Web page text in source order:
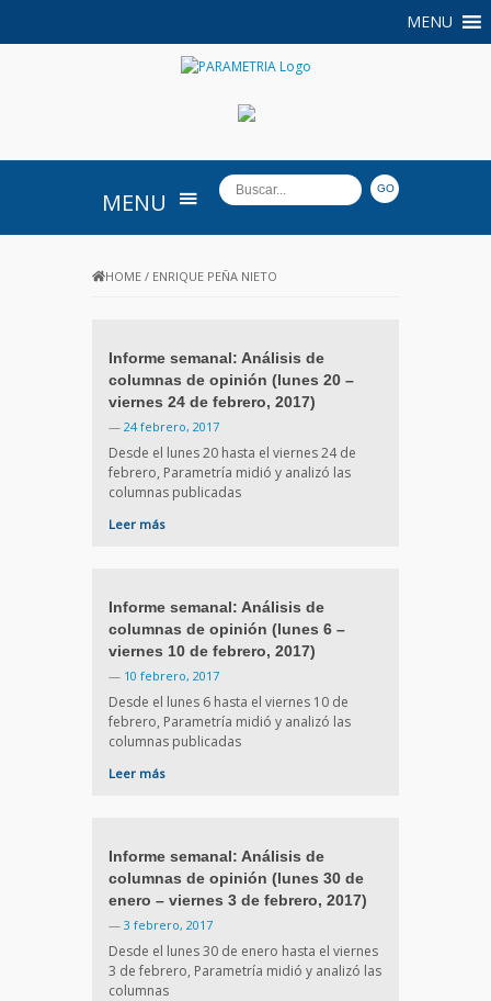
MENU
PARAMETRIA
MENU
HOME / ENRIQUE PEÑA NIETO
Informe semanal: Análisis de
columnas de opinión (lunes 20 –
viernes 24 de febrero, 2017)
— 24 febrero, 2017
Desde el lunes 20 hasta el viernes 24 de
febrero, Parametría midió y analizó las
columnas publicadas
Leer más
Informe semanal: Análisis de
columnas de opinión (lunes 6 –
viernes 10 de febrero, 2017)
— 10 febrero, 2017
Desde el lunes 6 hasta el viernes 10 de
febrero, Parametría midió y analizó las
columnas publicadas
Leer más
Informe semanal: Análisis de
columnas de opinión (lunes 30 de
enero – viernes 3 de febrero, 2017)
— 3 febrero, 2017
Desde el lunes 30 de enero hasta el viernes
3 de febrero, Parametría midió y analizó las
columnas